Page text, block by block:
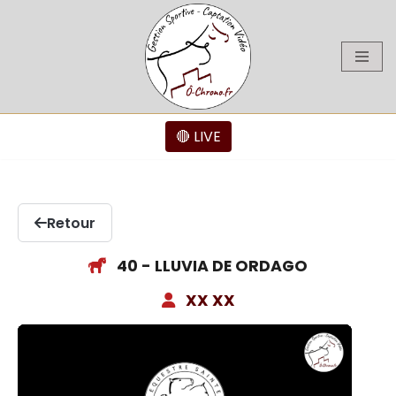
🔴 LIVE
Retour
40 - LLUVIA DE ORDAGO
XX XX